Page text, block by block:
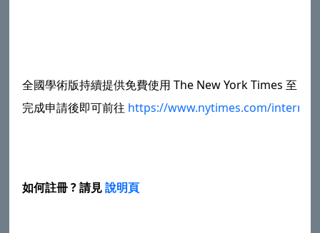
全國學術版持續提供免費使用 The New York Times 至
完成申請後即可前往 https://www.nytimes.com/
如何註冊 ? 請見說明頁